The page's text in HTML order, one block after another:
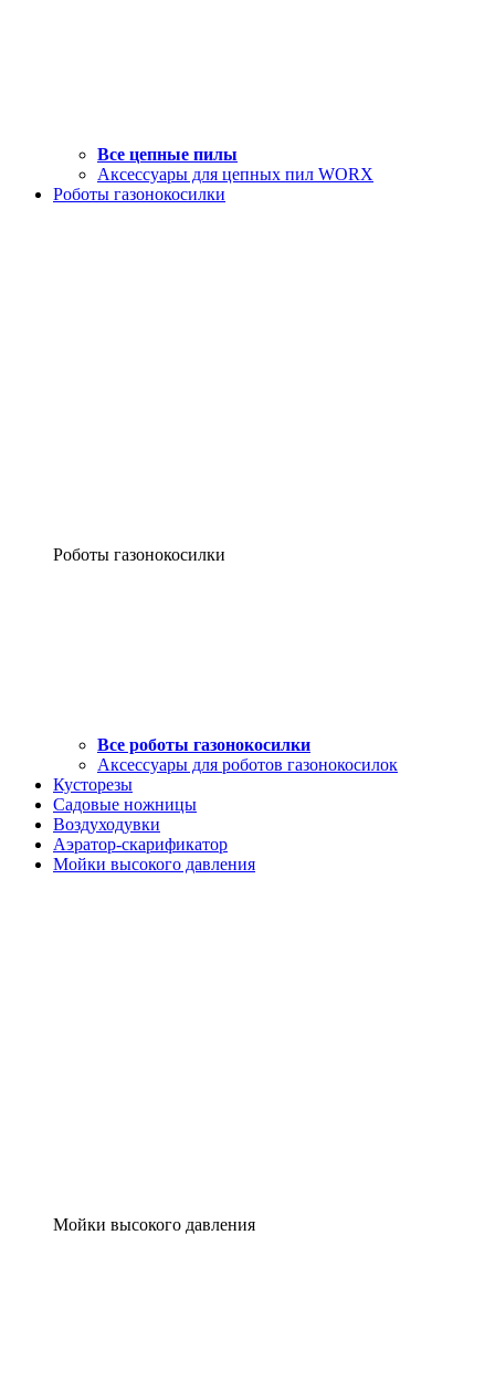
Все цепные пилы
Аксессуары для цепных пил WORX
Роботы газонокосилки
Роботы газонокосилки
Все роботы газонокосилки
Аксессуары для роботов газонокосилок
Кусторезы
Садовые ножницы
Воздуходувки
Аэратор-скарификатор
Мойки высокого давления
Мойки высокого давления